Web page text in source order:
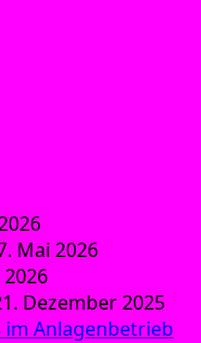
Mai 2026
Dezember 2025
Anlagenbetrieb